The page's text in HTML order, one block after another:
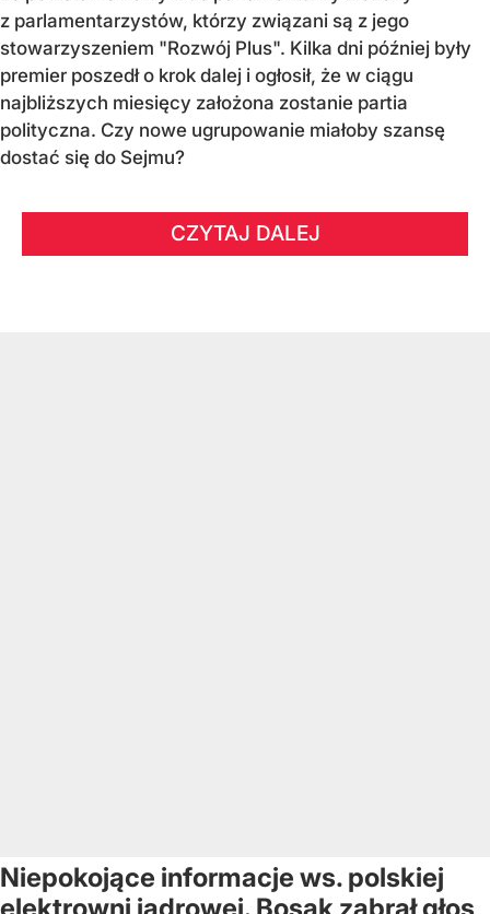
z parlamentarzystów, którzy związani są z jego
stowarzyszeniem "Rozwój Plus". Kilka dni później były
premier poszedł o krok dalej i ogłosił, że w ciągu
najbliższych miesięcy założona zostanie partia
polityczna. Czy nowe ugrupowanie miałoby szansę
dostać się do Sejmu?
CZYTAJ DALEJ
Niepokojące informacje ws. polskiej